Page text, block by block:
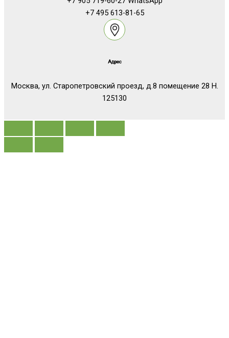
+7 495 613-81-65
Адрес
Москва, ул. Старопетровский проезд, д.8 помещение 28 Н.
125130